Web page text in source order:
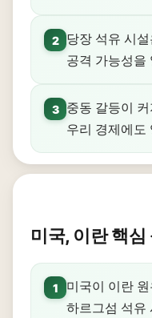
2
당장 석유 시
공격 가능성을
3
중동 갈등이
우리 경제에도
미국, 이란 핵
1
미국이 이란
하르그섬 석유